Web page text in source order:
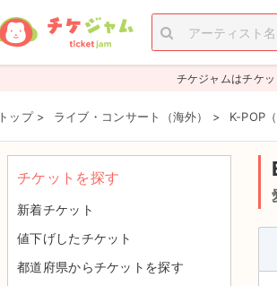
チケジャムはチケ
トップ > ライブ・コンサート（海外） > K-POP
チケットを探す
新着チケット
値下げしたチケット
都道府県からチケットを探す